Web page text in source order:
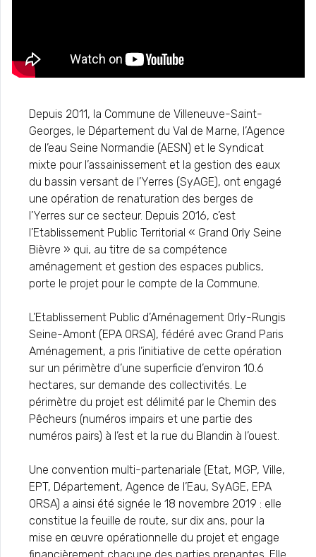
Depuis 2011, la Commune de Villeneuve-Saint-
Georges, le Département du Val de Marne, l’Agence
de l’eau Seine Normandie (AESN) et le Syndicat
mixte pour l’assainissement et la gestion des eaux
du bassin versant de l’Yerres (SyAGE), ont engagé
une opération de renaturation des berges de
l’Yerres sur ce secteur. Depuis 2016, c’est
l’Etablissement Public Territorial « Grand Orly Seine
Bièvre » qui, au titre de sa compétence
aménagement et gestion des espaces publics,
porte le projet pour le compte de la Commune.
L’Etablissement Public d’Aménagement Orly-Rungis
Seine-Amont (EPA ORSA), fédéré avec Grand Paris
Aménagement, a pris l’initiative de cette opération
sur un périmètre d’une superficie d’environ 10.6
hectares, sur demande des collectivités. Le
périmètre du projet est délimité par le Chemin des
Pêcheurs (numéros impairs et une partie des
numéros pairs) à l’est et la rue du Blandin à l’ouest.
Une convention multi-partenariale (Etat, MGP, Ville,
EPT, Département, Agence de l’Eau, SyAGE, EPA
ORSA) a ainsi été signée le 18 novembre 2019 : elle
constitue la feuille de route, sur dix ans, pour la
mise en œuvre opérationnelle du projet et engage